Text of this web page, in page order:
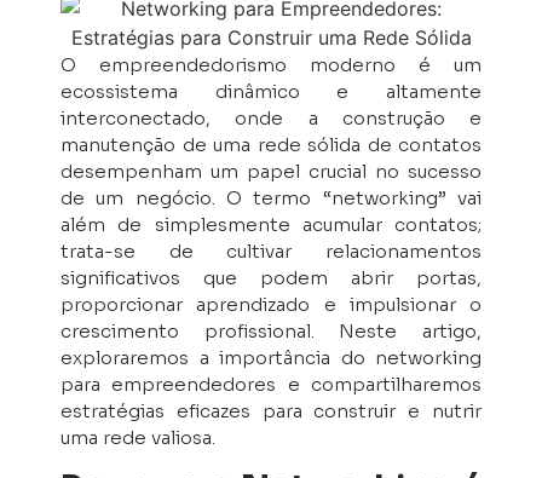
O empreendedorismo moderno é um
ecossistema dinâmico e altamente
interconectado, onde a construção e
manutenção de uma rede sólida de contatos
desempenham um papel crucial no sucesso
de um negócio. O termo “networking” vai
além de simplesmente acumular contatos;
trata-se de cultivar relacionamentos
significativos que podem abrir portas,
proporcionar aprendizado e impulsionar o
crescimento profissional. Neste artigo,
exploraremos a importância do networking
para empreendedores e compartilharemos
estratégias eficazes para construir e nutrir
uma rede valiosa.